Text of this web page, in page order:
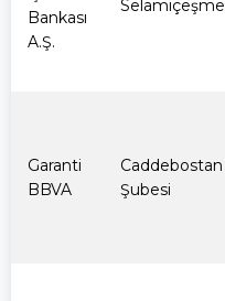
Bankası
A.Ş.
Selamiçeşme
Garanti
BBVA
Caddebostan
Şubesi